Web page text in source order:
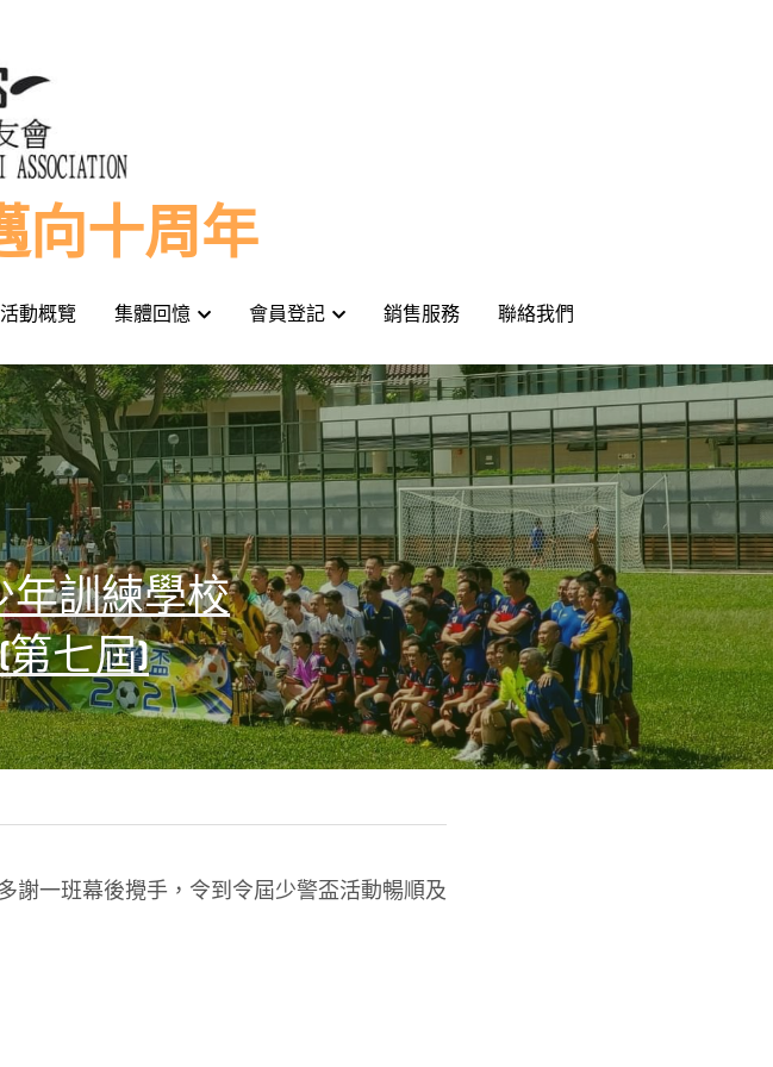
向十周年
活動概覽 集體回憶 會員登記 銷售服務 聯絡我們
向十周年
活動概覽 集體回憶 會員登記 銷售服務 聯絡我們
年訓練學校
第七屆)
謝一班幕後攪手，令到令屆少警盃活動暢順及